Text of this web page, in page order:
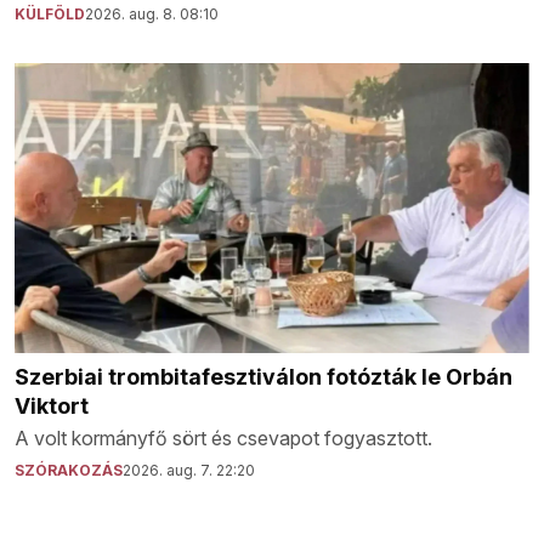
KÜLFÖLD2026. aug. 8. 08:10
Szerbiai trombitafesztiválon fotózták le Orbán
Viktort
A volt kormányfő sört és csevapot fogyasztott.
SZÓRAKOZÁS2026. aug. 7. 22:20